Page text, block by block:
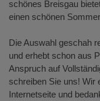
schönes Breisgau
einen schönen
Die Auswahl geschah
und erhebt schon aus
Anspruch auf
schreiben Sie uns! Wir
Internetseite und